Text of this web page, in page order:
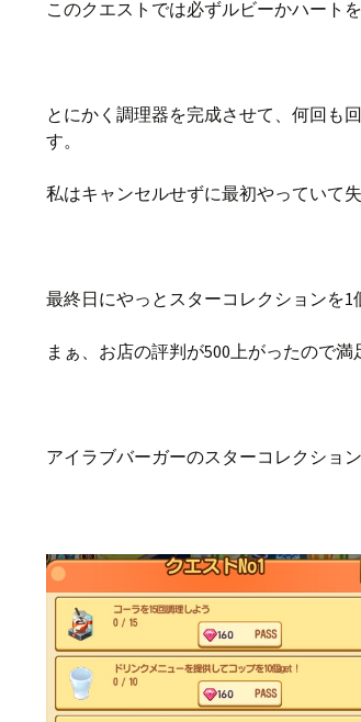
このクエストでは必ずルビーかハート
とにかく調理器を完成させて、何回も
す。
私はキャンセルせずに最初やっていて失
最終日にやっとスターコレクションを1
まぁ、お店の評判が500上がったので満
アイラブバーガーのスターコレクショ